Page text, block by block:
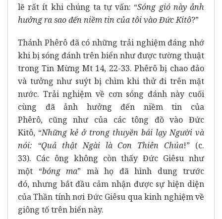
lẽ rất ít khi chúng ta tự vấn: “Sónggió này ảnh
hưởng rasao đến niềm tin của tôi vào Đức Kitô?”
Thánh Phêrô đã có những trải nghiệm đáng nhớ
khi bị sóng đánh trên biển như được tường thuật
trong Tin Mừng Mt 14, 22-33. Phêrô bị chao đảo
và tưởng như suýt bị chìm khi thử đi trên mặt
nước. Trải nghiệm về cơn sóng đánh này cuối
cùng đã ảnh hưởng đến niềm tin của
Phêrô, cũng như của các tông đồ vào Đức
Kitô, “Những kẻ ở trong thuyền bái lạy Người và
nói: “Quả thật Ngài là Con Thiên Chúa!” (c.
33). Các ông không còn thấy Đức Giêsu như
một “bóng ma” mà họ đã hình dung trước
đó, nhưng bắt đầu cảm nhận được sự hiện diện
của Thần tính nơi Đức Giêsu qua kinh nghiệm về
giông tố trên biển này.